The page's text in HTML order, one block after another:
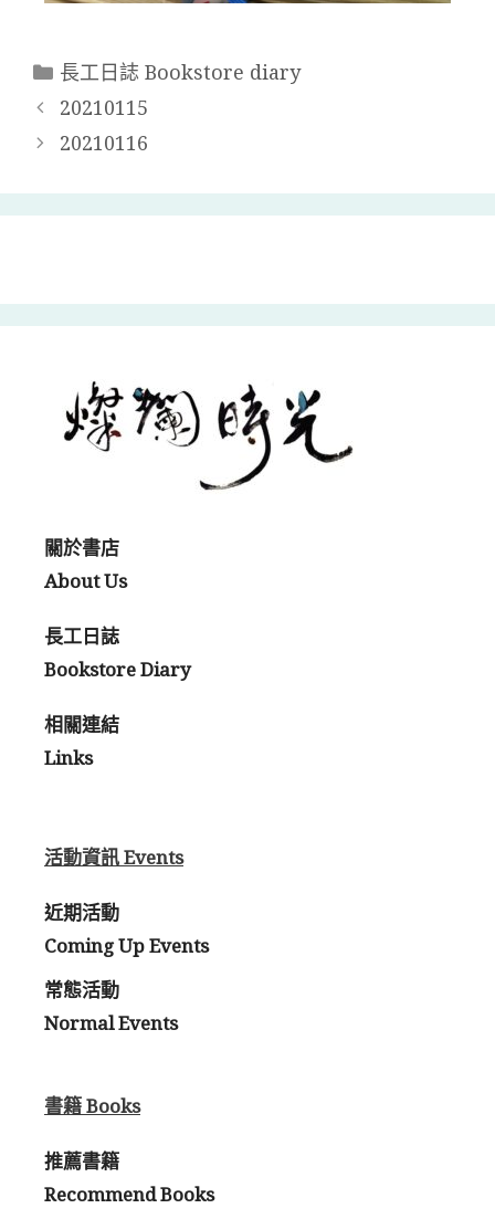
長工日誌 Bookstore diary
20210115
20210116
關於書店
About Us
長工日誌
Bookstore Diary
相關連結
Links
活動資訊 Events
近期活動
Coming Up Events
常態活動
Normal Events
書籍 Books
推薦書籍
Recommend Books